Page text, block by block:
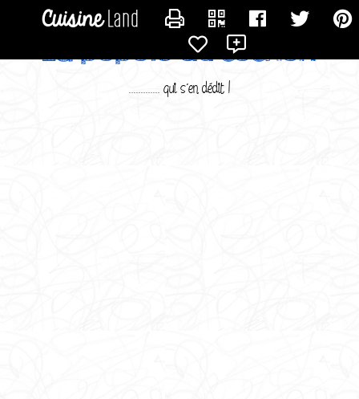
La popote du cochon
............. qui s'en dédit !
CONTACTER SUSMINERVAM